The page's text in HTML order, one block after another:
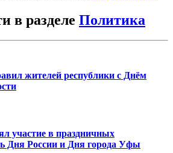
в разделе Политика
жителей республики с Днём
участие в праздничных
Дня России и Дня города Уфы